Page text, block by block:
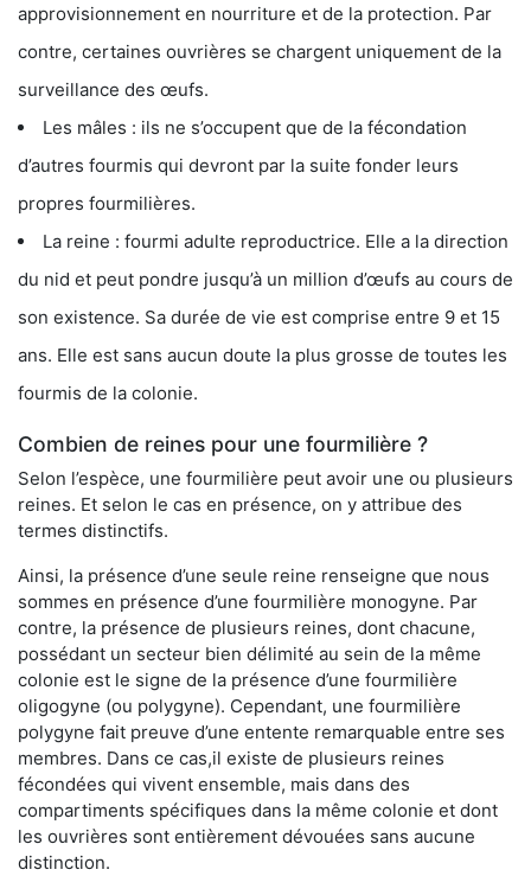
approvisionnement en nourriture et de la protection. Par
contre, certaines ouvrières se chargent uniquement de la
surveillance des œufs.
Les mâles : ils ne s’occupent que de la fécondation
d’autres fourmis qui devront par la suite fonder leurs
propres fourmilières.
La reine : fourmi adulte reproductrice. Elle a la direction
du nid et peut pondre jusqu’à un million d’œufs au cours de
son existence. Sa durée de vie est comprise entre 9 et 15
ans. Elle est sans aucun doute la plus grosse de toutes les
fourmis de la colonie.
Combien de reines pour une fourmilière ?
Selon l’espèce, une fourmilière peut avoir une ou plusieurs
reines. Et selon le cas en présence, on y attribue des
termes distinctifs.
Ainsi, la présence d’une seule reine renseigne que nous
sommes en présence d’une fourmilière monogyne. Par
contre, la présence de plusieurs reines, dont chacune,
possédant un secteur bien délimité au sein de la même
colonie est le signe de la présence d’une fourmilière
oligogyne (ou polygyne). Cependant, une fourmilière
polygyne fait preuve d’une entente remarquable entre ses
membres. Dans ce cas,il existe de plusieurs reines
fécondées qui vivent ensemble, mais dans des
compartiments spécifiques dans la même colonie et dont
les ouvrières sont entièrement dévouées sans aucune
distinction.